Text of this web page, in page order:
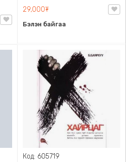
29,000₮
Бэлэн байгаа
Код: 605719